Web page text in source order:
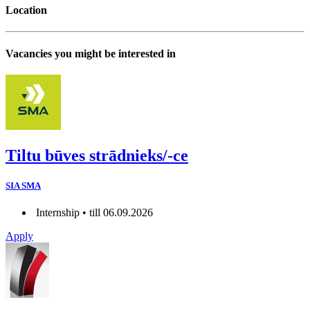
Location
Vacancies you might be interested in
Tiltu būves strādnieks/-ce
SIA SMA
Internship • till 06.09.2026
Apply